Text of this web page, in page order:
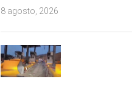
8 agosto, 2026